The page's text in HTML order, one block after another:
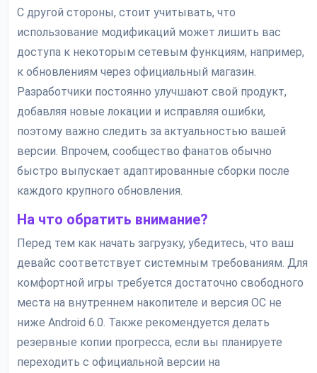
С другой стороны, стоит учитывать, что
использование модификаций может лишить вас
доступа к некоторым сетевым функциям, например,
к обновлениям через официальный магазин.
Разработчики постоянно улучшают свой продукт,
добавляя новые локации и исправляя ошибки,
поэтому важно следить за актуальностью вашей
версии. Впрочем, сообщество фанатов обычно
быстро выпускает адаптированные сборки после
каждого крупного обновления.
На что обратить внимание?
Перед тем как начать загрузку, убедитесь, что ваш
девайс соответствует системным требованиям. Для
комфортной игры требуется достаточно свободного
места на внутреннем накопителе и версия ОС не
ниже Android 6.0. Также рекомендуется делать
резервные копии прогресса, если вы планируете
переходить с официальной версии на